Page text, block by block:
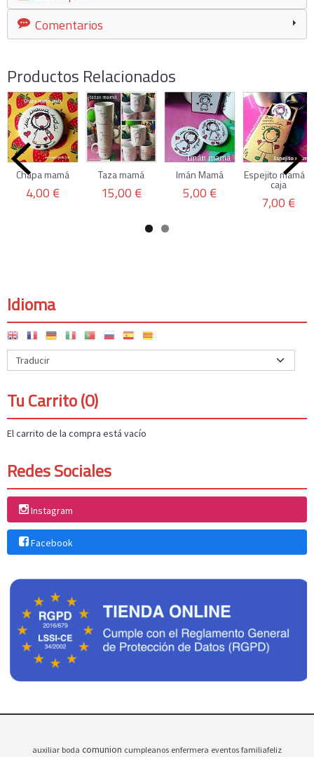
Idioma
Tu Carrito (0)
El carrito de la compra está vacío
Redes Sociales
Instagram
Facebook
Comentarios
Productos Relacionados
Chapa mamá
4,00 €
Taza mamá
15,00 €
Imán Mamá
5,00 €
Espejito mamá +
caja
7,00 €
auxiliar boda comunion cumpleanos enfermera eventos familiafeliz